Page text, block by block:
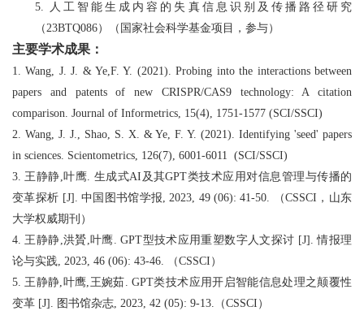
5. 人工智能生成内容的失真信息识别及传播路径研究
（23BTQ086）（国家社会科学基金项目，参与）
主要学术成果：
1. Wang, J. J. & Ye,F. Y. (2021). Probing into the interactions between
papers and patents of new CRISPR/CAS9 technology: A citation
comparison. Journal of Informetrics, 15(4), 1751-1577 (SCI/SSCI)
2. Wang, J. J., Shao, S. X. & Ye, F. Y. (2021). Identifying 'seed' papers
in sciences. Scientometrics, 126(7), 6001-6011 (SCI/SSCI)
3. 王静静,叶鹰. 生成式AI及其GPT类技术应用对信息管理与传播的
变革探析 [J]. 中国图书馆学报, 2023, 49 (06): 41-50. （CSSCI，山东
大学权威期刊）
4. 王静静,洪贇,叶鹰. GPT型技术应用重塑数字人文探讨 [J]. 情报理
论与实践, 2023, 46 (06): 43-46. （CSSCI）
5. 王静静,叶鹰,王婉茹. GPT类技术应用开启智能信息处理之颠覆性
变革 [J]. 图书馆杂志, 2023, 42 (05): 9-13.（CSSCI）